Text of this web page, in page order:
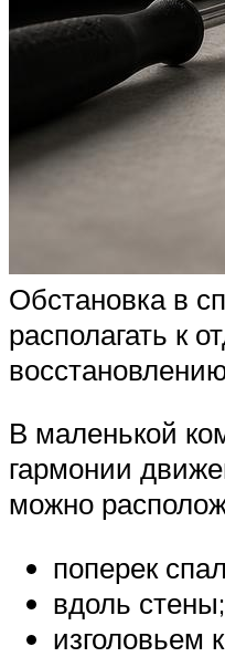
Обстановка в
располагать к
В маленькой
гармонии
можно
поперек
вдоль стены;
изголовьем